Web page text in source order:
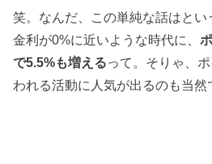
笑。なんだ、この単純な話はと
金利が0%に近いような時代に、
で5.5%も増えるって。そりゃ、
われる活動に人気が出るのも当然